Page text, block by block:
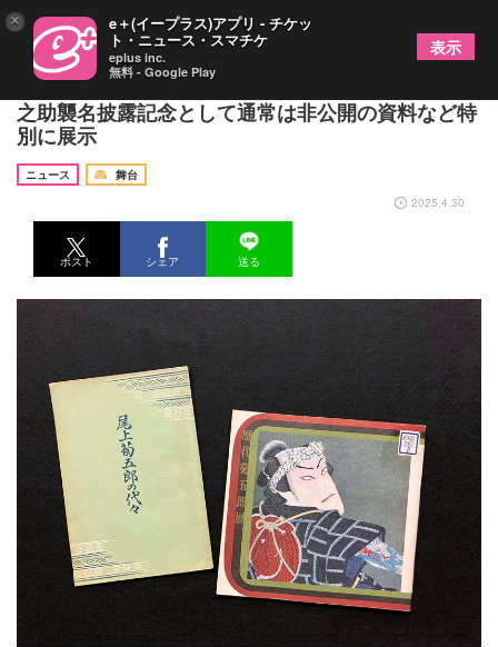
松竹大谷図書館、八代目尾上菊五郎 六代目尾上菊
之助襲名披露記念として通常は非公開の資料など特
別に展示
ニュース
舞台
2025.4.30
ポスト シェア 送る
× e＋(イープラス)アプリ - チケッ
ト・ニュース・スマチケ
eplus inc.
無料 - Google Play
表示